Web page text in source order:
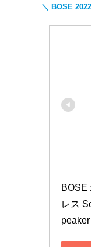
＼ BOSE
BOSE
レス
peaker